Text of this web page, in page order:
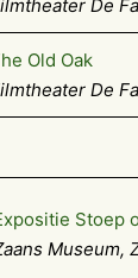
De
Old Oak
De
Stoep
Museum,